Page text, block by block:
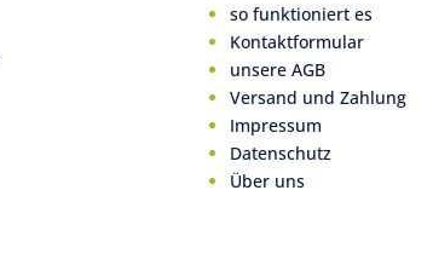
so funktioniert es
Kontaktformular
unsere AGB
Versand und Zahlung
Impressum
Datenschutz
Über uns